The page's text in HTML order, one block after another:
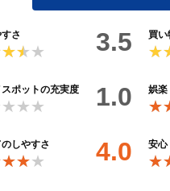
さ 3.5 買い
スポットの充実度 1.0 娯楽
しやすさ 4.0 安心